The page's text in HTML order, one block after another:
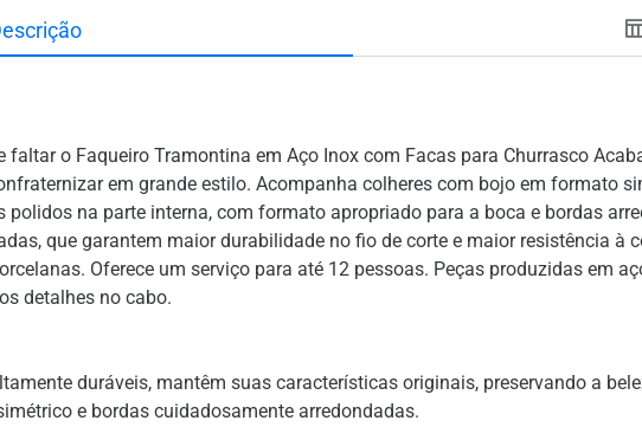
faltar o Faqueiro Tramontina em Aço Inox com Facas para Churrasco
em grande estilo. Acompanha colheres com bojo em formato
polidos na parte interna, com formato apropriado para a boca e bordas
que garantem maior durabilidade no fio de corte e maior resistência à
Oferece um serviço para até 12 pessoas. Peças produzidas em
detalhes no cabo.
duráveis, mantêm suas características originais, preservando a
e bordas cuidadosamente arredondadas.